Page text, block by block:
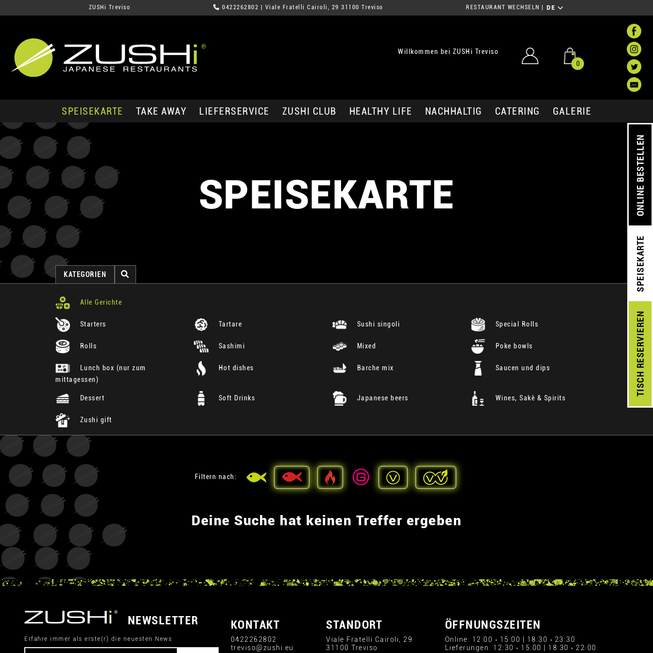
ZUSHi Treviso 0422262802 | Viale Fratelli Cairoli, 29 31100 Treviso RESTAURANT WECHSELN DE
Willkommen bei ZUSHi Treviso
0
SPEISEKARTE TAKE AWAY LIEFERSERVICE ZUSHI CLUB HEALTHY LIFE NACHHALTIG CATERING GALERIE
TISCH
RESERVIEREN
SPEISEKARTE
ONLINE BESTELLEN
SPEISEKARTE
KATEGORIEN
Alle Gerichte
Starters Tartare Sushi singoli Special Rolls
Rolls Sashimi Mixed Poke bowls
Lunch box (nur zum
mittagessen)
Hot dishes Barche mix Saucen und dips
Dessert Soft Drinks Japanese beers Wines, Sakè & Spirits
Zushi gift
Filtern nach:
Deine Suche hat keinen Treffer ergeben
NEWSLETTER
Erfahre immer als erste(r) die neuesten News
KONTAKT
0422262802
treviso@zushi.eu
STANDORT
Viale Fratelli Cairoli, 29
31100 Treviso
ÖFFNUNGSZEITEN
Online: 12:00 › 15:00 | 18:30 › 23:30
Lieferungen: 12:30 › 15:00 | 18:30 › 22:00